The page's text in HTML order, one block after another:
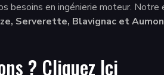
besoins en ingénierie moteur.
Serverette, Blavignac et
? Cliquez Ici